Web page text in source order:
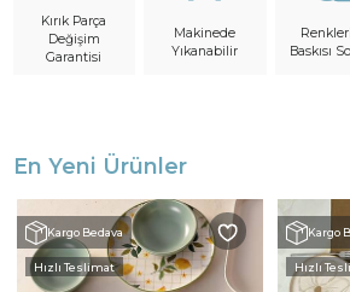
Kırık Parça
Değişim
Garantisi
Makinede
Yıkanabilir
Baskısı
En Yeni Ürünler
Kargo Bedava
Hızlı Teslimat
Kargo
Hızlı